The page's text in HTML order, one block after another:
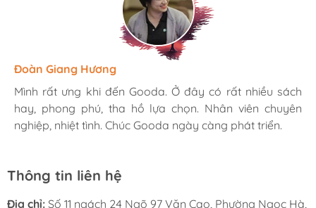
Hương Suri
Mình rất ưng khi đến Gooda. Ở đây có rất nhiều sách
hay, phong phú, tha hồ lựa chọn. Nhân viên chuyên
nghiệp, nhiệt tình. Chúc Gooda ngày càng phát triển.
Đoàn Giang Hương
Mình rất ưng khi đến Gooda. Ở đây có rất nhiều sách
hay, phong phú, tha hồ lựa chọn. Nhân viên chuyên
nghiệp, nhiệt tình. Chúc Gooda ngày càng phát triển.
Ngọc Anh
Mình rất ưng khi đến Gooda. Ở đây có rất nhiều sách
hay, phong phú, tha hồ lựa chọn. Nhân viên chuyên
nghiệp, nhiệt tình. Chúc Gooda ngày càng phát triển.
Thông tin liên hệ
Địa chỉ: Số 11 ngách 24 Ngõ 97 Văn Cao, Phường Ngọc Hà,